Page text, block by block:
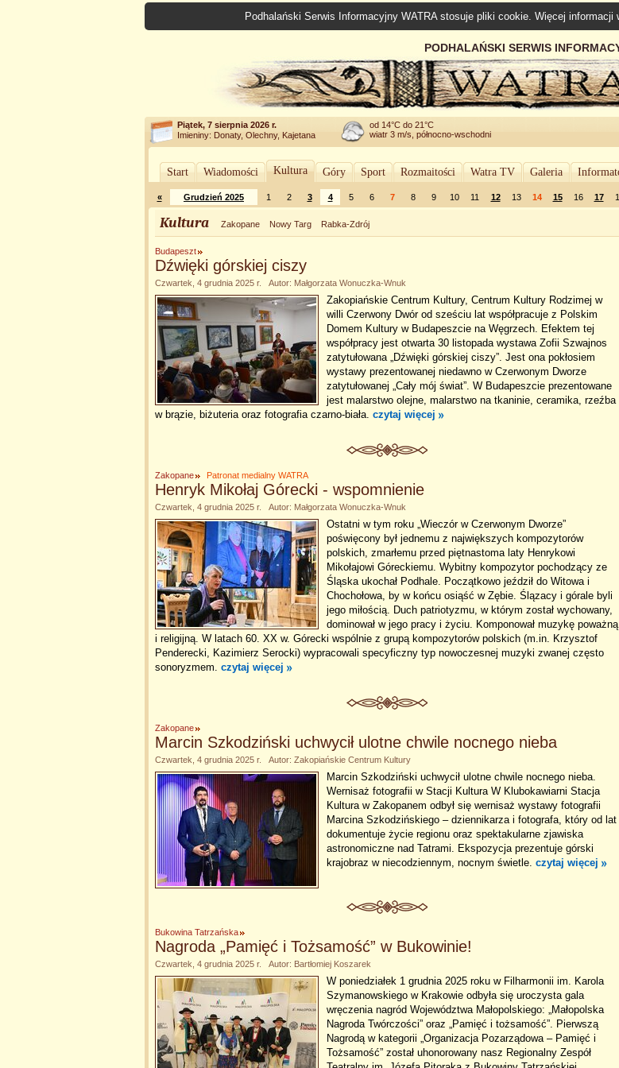
Podhalański Serwis Informacyjny WATRA stosuje pliki cookie. Więcej informacji
PODHALAŃSKI SERWIS
Piątek, 7 sierpnia 2026 r.
Imieniny: Donaty, Olechny, Kajetana
od 14°C do 21°C
wiatr 3 m/s, północno-wschodni
Start Wiadomości Kultura Góry Sport Rozmaitości Watra TV Galeria
« Grudzień 2025 1 2 3 4 5 6 7 8 9 10 11 12 13 14 15 16 17
Kultura Zakopane Nowy Targ Rabka-Zdrój
Budapeszt
Dźwięki górskiej ciszy
Czwartek, 4 grudnia 2025 r. Autor: Małgorzata Wonuczka-Wnuk
Zakopiańskie Centrum Kultury, Centrum Kultury Rodzimej w
willi Czerwony Dwór od sześciu lat współpracuje z Polskim
Domem Kultury w Budapeszcie na Węgrzech. Efektem tej
współpracy jest otwarta 30 listopada wystawa Zofii Szwajnos
zatytułowana „Dźwięki górskiej ciszy”. Jest ona pokłosiem
wystawy prezentowanej niedawno w Czerwonym Dworze
zatytułowanej „Cały mój świat”. W Budapeszcie prezentowane
jest malarstwo olejne, malarstwo na tkaninie, ceramika, rzeźba
w brązie, biżuteria oraz fotografia czarno-biała. czytaj więcej
Zakopane Patronat medialny WATRA
Henryk Mikołaj Górecki - wspomnienie
Czwartek, 4 grudnia 2025 r. Autor: Małgorzata Wonuczka-Wnuk
Ostatni w tym roku „Wieczór w Czerwonym Dworze”
poświęcony był jednemu z największych kompozytorów
polskich, zmarłemu przed piętnastoma laty Henrykowi
Mikołajowi Góreckiemu. Wybitny kompozytor pochodzący ze
Śląska ukochał Podhale. Początkowo jeździł do Witowa i
Chochołowa, by w końcu osiąść w Zębie. Ślązacy i górale byli
jego miłością. Duch patriotyzmu, w którym został wychowany,
dominował w jego pracy i życiu. Komponował muzykę poważną
i religijną. W latach 60. XX w. Górecki wspólnie z grupą kompozytorów polskich (m.in. Krzysztof
Penderecki, Kazimierz Serocki) wypracowali specyficzny typ nowoczesnej muzyki zwanej często
sonoryzmem. czytaj więcej
Zakopane
Marcin Szkodziński uchwycił ulotne chwile nocnego nieba
Czwartek, 4 grudnia 2025 r. Autor: Zakopiańskie Centrum Kultury
Marcin Szkodziński uchwycił ulotne chwile nocnego nieba.
Wernisaż fotografii w Stacji Kultura W Klubokawiarni Stacja
Kultura w Zakopanem odbył się wernisaż wystawy fotografii
Marcina Szkodzińskiego – dziennikarza i fotografa, który od lat
dokumentuje życie regionu oraz spektakularne zjawiska
astronomiczne nad Tatrami. Ekspozycja prezentuje górski
krajobraz w niecodziennym, nocnym świetle. czytaj więcej
Bukowina Tatrzańska
Nagroda „Pamięć i Tożsamość” w Bukowinie!
Czwartek, 4 grudnia 2025 r. Autor: Bartłomiej Koszarek
W poniedziałek 1 grudnia 2025 roku w Filharmonii im. Karola
Szymanowskiego w Krakowie odbyła się uroczysta gala
wręczenia nagród Województwa Małopolskiego: „Małopolska
Nagroda Twórczości” oraz „Pamięć i tożsamość”. Pierwszą
Nagrodą w kategorii „Organizacja Pozarządowa – Pamięć i
Tożsamość” został uhonorowany nasz Regionalny Zespół